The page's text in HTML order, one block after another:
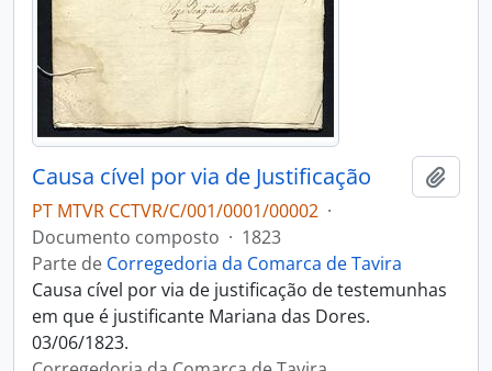
Causa cível por via de Justificação
PT MTVR CCTVR/C/001/0001/00002 ·
Documento composto · 1823
Parte de Corregedoria da Comarca de Tavira
Causa cível por via de justificação de testemunhas
em que é justificante Mariana das Dores.
03/06/1823.